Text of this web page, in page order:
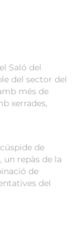
Saló del
del sector del
més de
xerrades,
de
repàs de la
de
del